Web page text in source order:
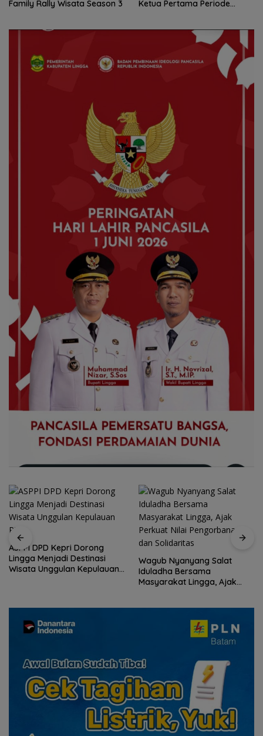
Family Rally Wisata Season 3
Ketua Pertama Periode
ASPPI DPD Kepri Dorong
Lingga Menjadi Destinasi
Wisata Unggulan Kepulauan
Wagub Nyanyang Salat
Iduladha Bersama
Masyarakat Lingga, Ajak